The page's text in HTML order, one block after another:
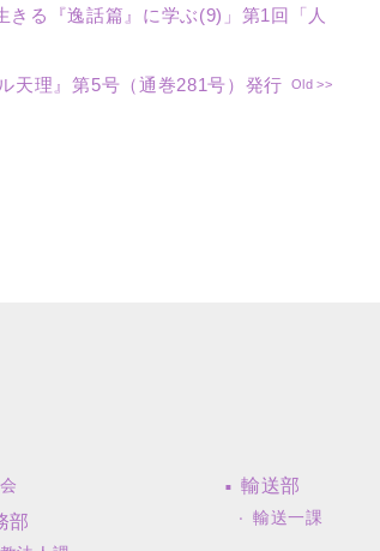
る『逸話篇』に学ぶ(9)」第1回「人
天理』第5号（通巻281号）発行
部
輸送部
輸送一課